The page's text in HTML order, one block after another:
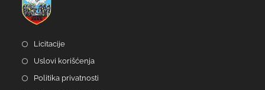
Licitacije
Uslovi korišćenja
Politika privatnosti